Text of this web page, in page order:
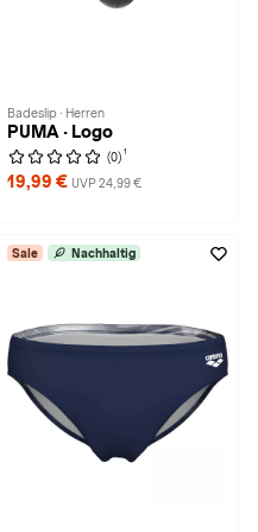
Badeslip · Herren
PUMA · Logo
(0) 1
19,99 € UVP 24,99 €
Sale Nachhaltig